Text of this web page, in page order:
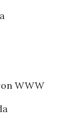
WWW